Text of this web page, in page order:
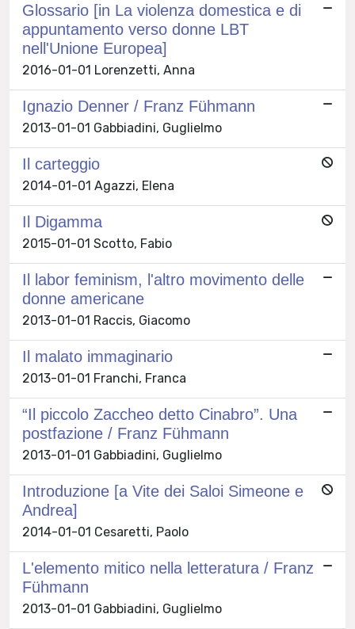
Glossario [in La violenza domestica e di
appuntamento verso donne LBT
nell'Unione Europea]
2016-01-01 Lorenzetti, Anna
Ignazio Denner / Franz Fühmann
2013-01-01 Gabbiadini, Guglielmo
Il carteggio
2014-01-01 Agazzi, Elena
Il Digamma
2015-01-01 Scotto, Fabio
Il labor feminism, l'altro movimento delle
donne americane
2013-01-01 Raccis, Giacomo
Il malato immaginario
2013-01-01 Franchi, Franca
“Il piccolo Zaccheo detto Cinabro”. Una
postfazione / Franz Fühmann
2013-01-01 Gabbiadini, Guglielmo
Introduzione [a Vite dei Saloi Simeone e
Andrea]
2014-01-01 Cesaretti, Paolo
L'elemento mitico nella letteratura / Franz
Fühmann
2013-01-01 Gabbiadini, Guglielmo